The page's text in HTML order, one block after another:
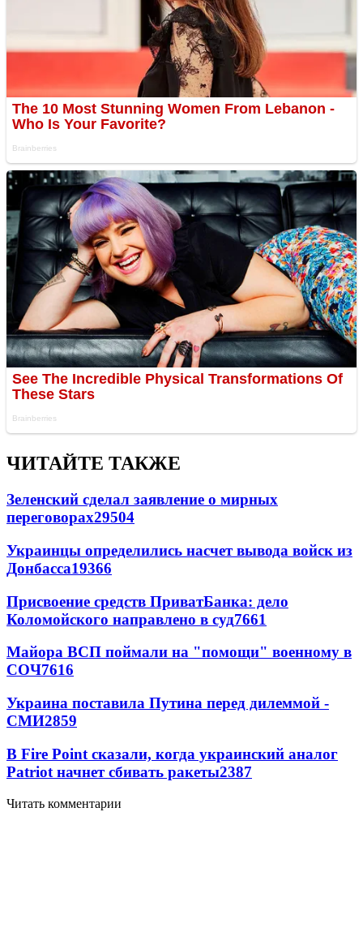
ЧИТАЙТЕ ТАКЖЕ
Зеленский сделал заявление о мирных
переговорах29504
Украинцы определились насчет вывода войск из
Донбасса19366
Присвоение средств ПриватБанка: дело
Коломойского направлено в суд7661
Майора ВСП поймали на "помощи" военному в
СОЧ7616
Украина поставила Путина перед дилеммой -
СМИ2859
В Fire Point сказали, когда украинский аналог
Patriot начнет сбивать ракеты2387
Читать комментарии